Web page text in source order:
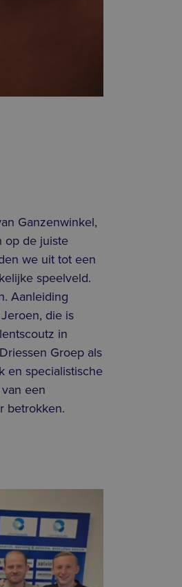
Ganzenwinkel,
op de juiste
we uit tot een
speelveld.
Aanleiding
die is
in
Groep als
en specialistische
een
betrokken.